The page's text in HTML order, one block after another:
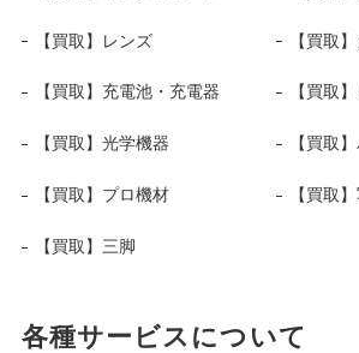
【買取】レンズ 【買取
【買取】充電池・充電器 【買取
【買取】光学機器 【買取
【買取】プロ機材 【買取
【買取】三脚
各種サービスについて